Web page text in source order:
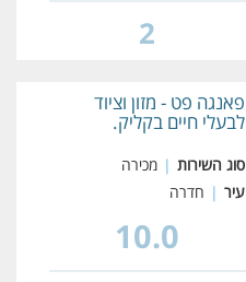
2
פאנגה פט - מזון וציוד
לבעלי חיים בקליק.
סוג השירות | מכירה
עיר | חדרה
10.0